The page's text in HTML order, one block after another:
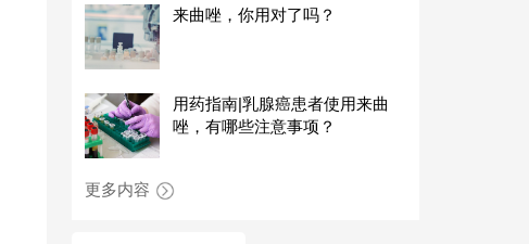
来曲唑，你用对了吗？
用药指南|乳腺癌患者使用来曲
唑，有哪些注意事项？
更多内容